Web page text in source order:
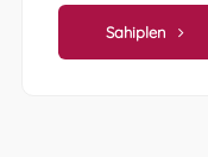
Sahiplen